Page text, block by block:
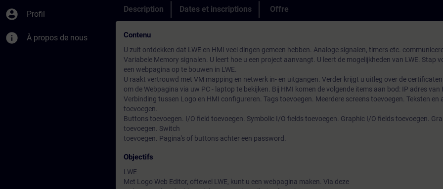
account_circle Profil
info À propos de nous
ter wereld uw installatie / machinekan monitoren of bedienen.
meer in detraining LWE en Remote Access.
Description Dates et inscriptions Offre
Contenu
U zult ontdekken dat LWE en HMI veel dingen gemeen hebben. Analoge signalen, timers etc.
Variabele Memory signalen. U leert hoe u een project aanvangt. U leert de mogelijkheden van LWE. Stap
een webpagina op te bouwen in LWE.
U raakt vertrouwd met VM mapping en netwerk in- en uitgangen. Verder krijgt u uitleg over de
om de Webpagina via uw PC - laptop te bekijken. Bij HMI komen de volgende items aan bod: IP adres van
Verbinding tussen Logo en HMI configureren. Tags toevoegen. Meerdere screens toevoegen. Teksten en
toevoegen.
Buttons toevoegen. I/O field toevoegen. Symbolic I/O fields toevoegen. Graphic I/O fields toevoegen.
toevoegen. Switch
toevoegen. Pagina's of buttons achter een password.
Objectifs
LWE
Met Logo Web Editor, oftewel LWE, kunt u een webpagina maken. Via deze